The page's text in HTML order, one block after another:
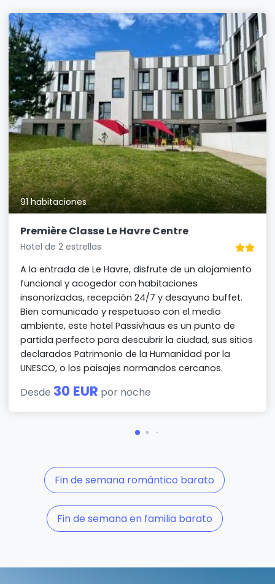
91 habitaciones
Première Classe Le Havre Centre
Hotel de 2 estrellas
A la entrada de Le Havre, disfrute de un alojamiento
funcional y acogedor con habitaciones
insonorizadas, recepción 24/7 y desayuno buffet.
Bien comunicado y respetuoso con el medio
ambiente, este hotel Passivhaus es un punto de
partida perfecto para descubrir la ciudad, sus sitios
declarados Patrimonio de la Humanidad por la
UNESCO, o los paisajes normandos cercanos.
Desde 30 EUR por noche
Fin de semana romántico barato
Fin de semana en familia barato